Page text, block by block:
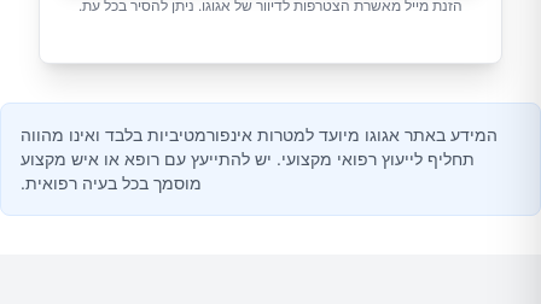
הזנת מייל מאשרת הצטרפות לדיוור של אגוגו. ניתן להסיר בכל עת.
המידע באתר אגוגו מיועד למטרות אינפורמטיביות בלבד ואינו מהווה
תחליף לייעוץ רפואי מקצועי. יש להתייעץ עם רופא או איש מקצוע
מוסמך בכל בעיה רפואית.